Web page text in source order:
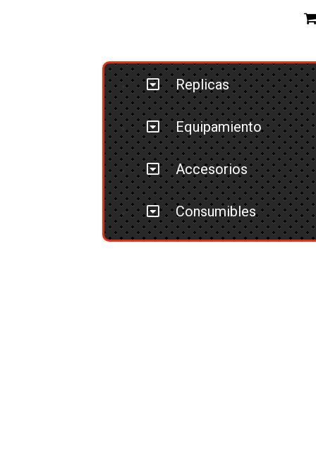
Replicas
Equipamiento
Accesorios
Consumibles